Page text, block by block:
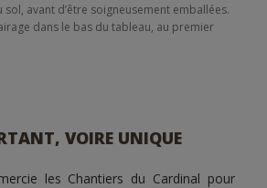
avant d’être soigneusement emballées.
dans le bas du tableau, au premier
VOIRE UNIQUE
les Chantiers du Cardinal pour